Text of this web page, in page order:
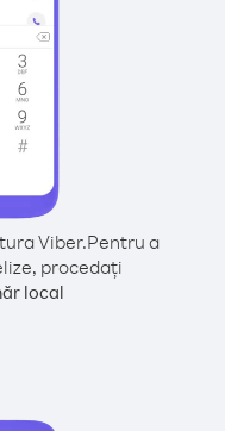
Viber.Pentru a
procedați
local